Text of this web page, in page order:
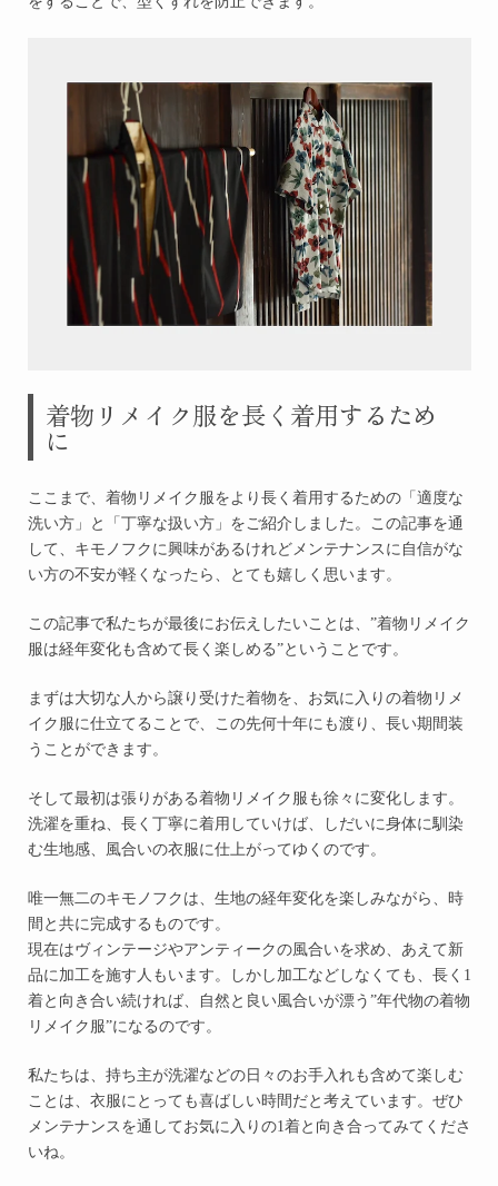
着物リメイク服を長く着用するため
に
ここまで、着物リメイク服をより長く着用するための「適度な
洗い方」と「丁寧な扱い方」をご紹介しました。この記事を通
して、キモノフクに興味があるけれどメンテナンスに自信がな
い方の不安が軽くなったら、とても嬉しく思います。
この記事で私たちが最後にお伝えしたいことは、”着物リメイク
服は経年変化も含めて長く楽しめる”ということです。
まずは大切な人から譲り受けた着物を、お気に入りの着物リメ
イク服に仕立てることで、この先何十年にも渡り、長い期間装
うことができます。
そして最初は張りがある着物リメイク服も徐々に変化します。
洗濯を重ね、長く丁寧に着用していけば、しだいに身体に馴染
む生地感、風合いの衣服に仕上がってゆくのです。
唯一無二のキモノフクは、生地の経年変化を楽しみながら、時
間と共に完成するものです。
現在はヴィンテージやアンティークの風合いを求め、あえて新
品に加工を施す人もいます。しかし加工などしなくても、長く1
着と向き合い続ければ、自然と良い風合いが漂う”年代物の着物
リメイク服”になるのです。
私たちは、持ち主が洗濯などの日々のお手入れも含めて楽しむ
ことは、衣服にとっても喜ばしい時間だと考えています。ぜひ
メンテナンスを通してお気に入りの1着と向き合ってみてくださ
いね。